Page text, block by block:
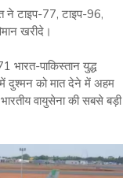
ने टाइप-77, टाइप-96,
खरीदे।
पाकिस्तान युद्ध
दुश्मन को मात देने में अहम
वायुसेना की सबसे बड़ी